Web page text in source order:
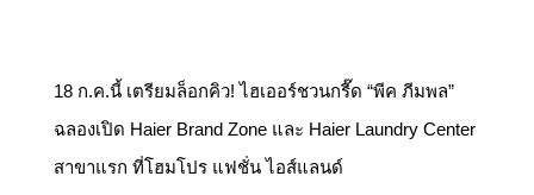
18 ก.ค.นี้ เตรียมล็อกคิว! ไฮเออร์ชวนกรี๊ด “พีค ภีมพล”
ฉลองเปิด Haier Brand Zone และ Haier Laundry Center
สาขาแรก ที่โฮมโปร แฟชั่น ไอส์แลนด์